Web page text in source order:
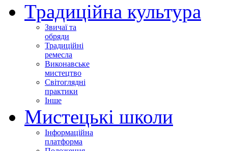
Традиційна культура
Звичаї та
обряди
Традиційні
ремесла
Виконавське
мистецтво
Світоглядні
практики
Інше
Мистецькі школи
Інформаційна
платформа